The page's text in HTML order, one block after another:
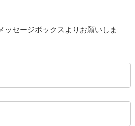
ッセージボックスよりお願いしま